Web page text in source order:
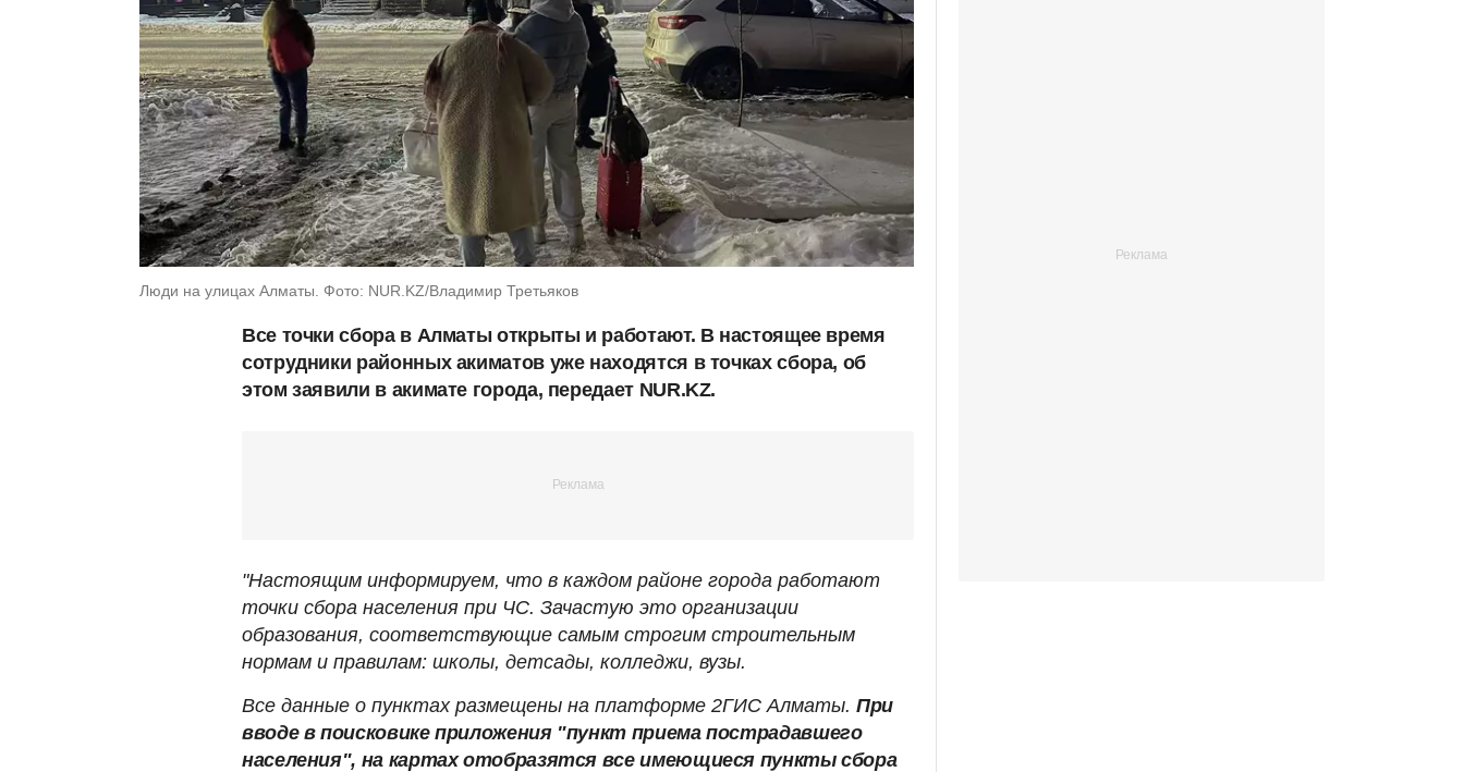
Люди на улицах Алматы. Фото: NUR.KZ/Владимир Третьяков
Все точки сбора в Алматы открыты и работают. В настоящее время
сотрудники районных акиматов уже находятся в точках сбора, об
этом заявили в акимате города, передает NUR.KZ.
"Настоящим информируем, что в каждом районе города работают
точки сбора населения при ЧС. Зачастую это организации
образования, соответствующие самым строгим строительным
нормам и правилам: школы, детсады, колледжи, вузы.
Все данные о пунктах размещены на платформе 2ГИС Алматы. При
вводе в поисковике приложения "пункт приема пострадавшего
населения", на картах отобразятся все имеющиеся пункты сбора